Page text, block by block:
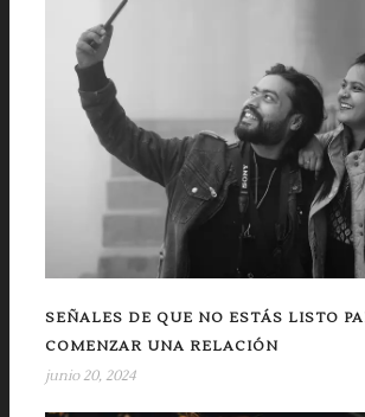
SEÑALES DE QUE NO ESTÁS LISTO
COMENZAR UNA RELACIÓN
junio 20, 2024